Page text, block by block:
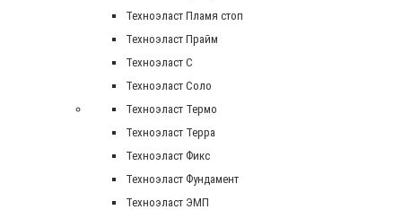
Техноэласт Пламя стоп
Техноэласт Прайм
Техноэласт С
Техноэласт Соло
Техноэласт Термо
Техноэласт Терра
Техноэласт Фикс
Техноэласт Фундамент
Техноэласт ЭМП